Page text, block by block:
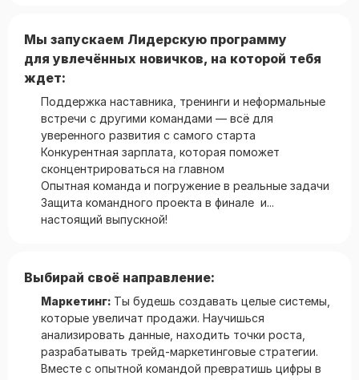
Мы запускаем Лидерскую программу
для увлечённых новичков, на которой тебя
ждет:
Поддержка наставника, тренинги и неформальные
встречи с другими командами — всё для
уверенного развития с самого старта
Конкурентная зарплата, которая поможет
сконцентрироваться на главном
Опытная команда и погружение в реальные задачи
Защита командного проекта в финале и...
настоящий выпускной!
Выбирай своё направление:
Маркетинг: Ты будешь создавать целые системы,
которые увеличат продажи. Научишься
анализировать данные, находить точки роста,
разрабатывать трейд-маркетинговые стратегии.
Вместе с опытной командой превратишь цифры в